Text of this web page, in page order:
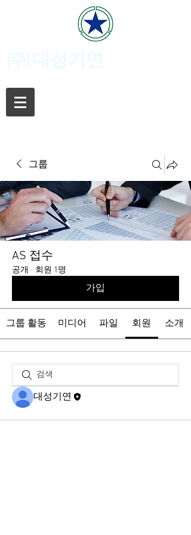
그룹
AS 접수
공개 · 회원 1명
가입
그룹 활동 미디어 파일 회원 소개
대성기연